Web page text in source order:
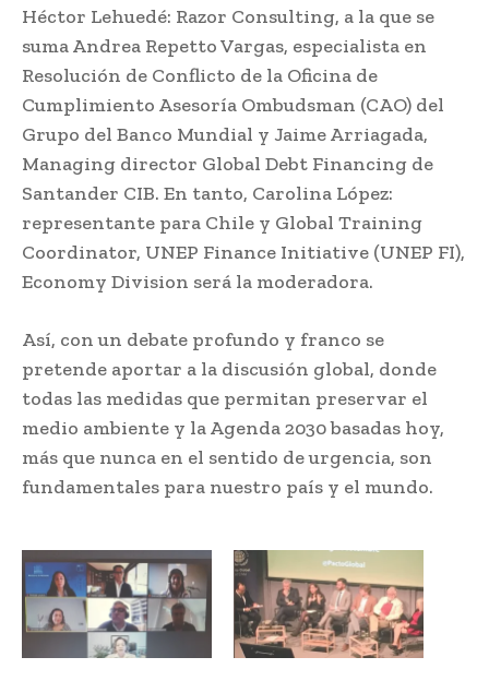
Héctor Lehuedé: Razor Consulting, a la que se
suma Andrea Repetto Vargas, especialista en
Resolución de Conflicto de la Oficina de
Cumplimiento Asesoría Ombudsman (CAO) del
Grupo del Banco Mundial y Jaime Arriagada,
Managing director Global Debt Financing de
Santander CIB. En tanto, Carolina López:
representante para Chile y Global Training
Coordinator, UNEP Finance Initiative (UNEP FI),
Economy Division será la moderadora.
Así, con un debate profundo y franco se
pretende aportar a la discusión global, donde
todas las medidas que permitan preservar el
medio ambiente y la Agenda 2030 basadas hoy,
más que nunca en el sentido de urgencia, son
fundamentales para nuestro país y el mundo.